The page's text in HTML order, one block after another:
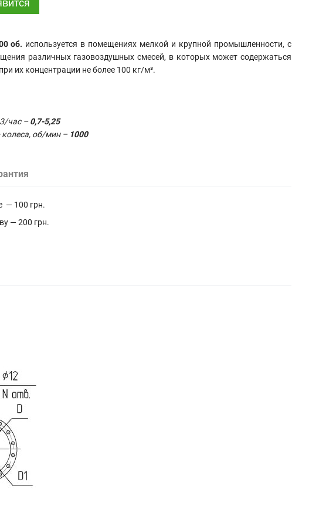
об. используется в помещениях мелкой и крупной промышленности, с
различных газовоздушных смесей, в которых может содержаться
их концентрации не более 100 кг/м³.
час –0,7-5,25
колеса, об/мин – 1000
— 100 грн.
— 200 грн.